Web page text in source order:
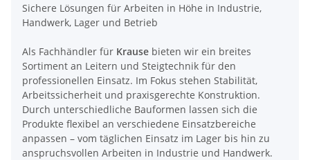
Sichere Lösungen für Arbeiten in Höhe in Industrie,
Handwerk, Lager und Betrieb
Als Fachhändler für Krause bieten wir ein breites
Sortiment an Leitern und Steigtechnik für den
professionellen Einsatz. Im Fokus stehen Stabilität,
Arbeitssicherheit und praxisgerechte Konstruktion.
Durch unterschiedliche Bauformen lassen sich die
Produkte flexibel an verschiedene Einsatzbereiche
anpassen – vom täglichen Einsatz im Lager bis hin zu
anspruchsvollen Arbeiten in Industrie und Handwerk.